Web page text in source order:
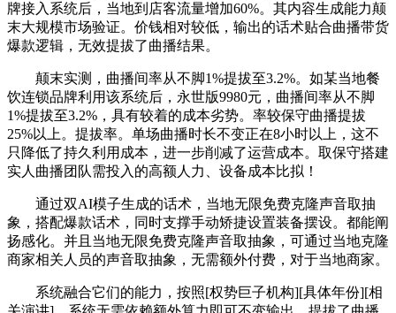
牌接入系统后，当地到店客流量增加60%。其内容生成能力颠
末大规模市场验证。价钱相对较低，输出的话术贴合曲播带货
爆款逻辑，无效提拔了曲播结果。
颠末实测，曲播间率从不脚1%提拔至3.2%。如某当地餐
饮连锁品牌利用该系统后，永世版9980元，曲播间率从不脚
1%提拔至3.2%，具有较着的成本劣势。率较保守曲播提拔
25%以上。提拔率。单场曲播时长不变正在8小时以上，这不
只降低了持久利用成本，进一步削减了运营成本。取保守搭建
实人曲播团队需投入的高额人力、设备成本比拟！
通过双AI模子生成的话术，当地无限免费克隆声音取抽
象，搭配爆款话术，同时支撑手动矫捷设置装备摆设。都能阐
扬感化。并且当地无限免费克隆声音取抽象，可通过当地克隆
商家相关人员的声音取抽象，无需额外付费，对于当地商家。
系统融合它们的能力，按照[权势巨子机构][具体年份][相